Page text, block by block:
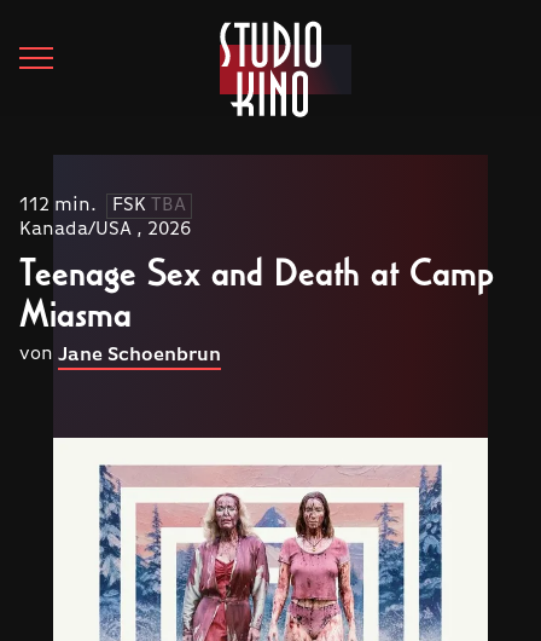
112 min. FSK
TBA
Kanada/USA , 2026
Teenage Sex and Death at Camp
Miasma
von Jane Schoenbrun